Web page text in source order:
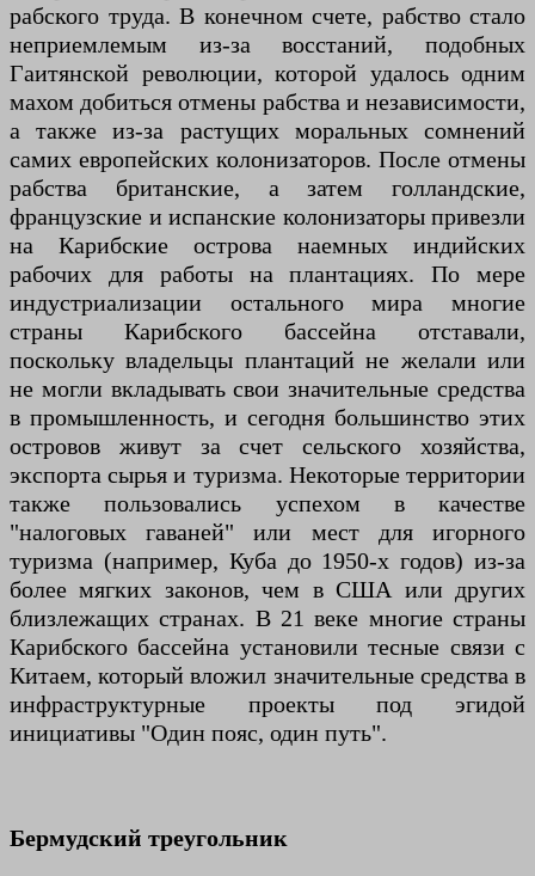
рабского труда. В конечном счете, рабство стало
неприемлемым из-за восстаний, подобных
Гаитянской революции, которой удалось одним
махом добиться отмены рабства и независимости,
а также из-за растущих моральных сомнений
самих европейских колонизаторов. После отмены
рабства британские, а затем голландские,
французские и испанские колонизаторы привезли
на Карибские острова наемных индийских
рабочих для работы на плантациях. По мере
индустриализации остального мира многие
страны Карибского бассейна отставали,
поскольку владельцы плантаций не желали или
не могли вкладывать свои значительные средства
в промышленность, и сегодня большинство этих
островов живут за счет сельского хозяйства,
экспорта сырья и туризма. Некоторые территории
также пользовались успехом в качестве
"налоговых гаваней" или мест для игорного
туризма (например, Куба до 1950-х годов) из-за
более мягких законов, чем в США или других
близлежащих странах. В 21 веке многие страны
Карибского бассейна установили тесные связи с
Китаем, который вложил значительные средства в
инфраструктурные проекты под эгидой
инициативы "Один пояс, один путь".
Бермудский треугольник